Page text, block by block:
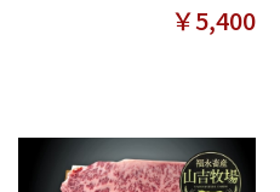
￥5,400